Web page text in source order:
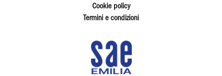
Cookie policy
Termini e condizioni